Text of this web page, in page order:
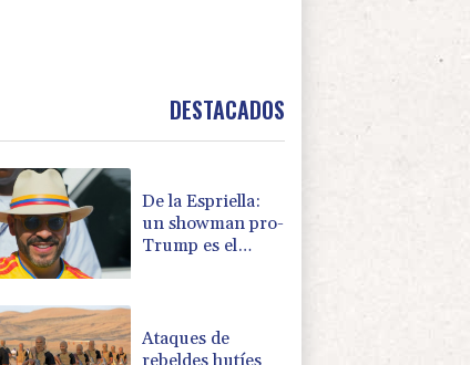
DESTACADOS
De la Espriella:
un showman pro-
Trump es el
Ataques de
rebeldes hutíes